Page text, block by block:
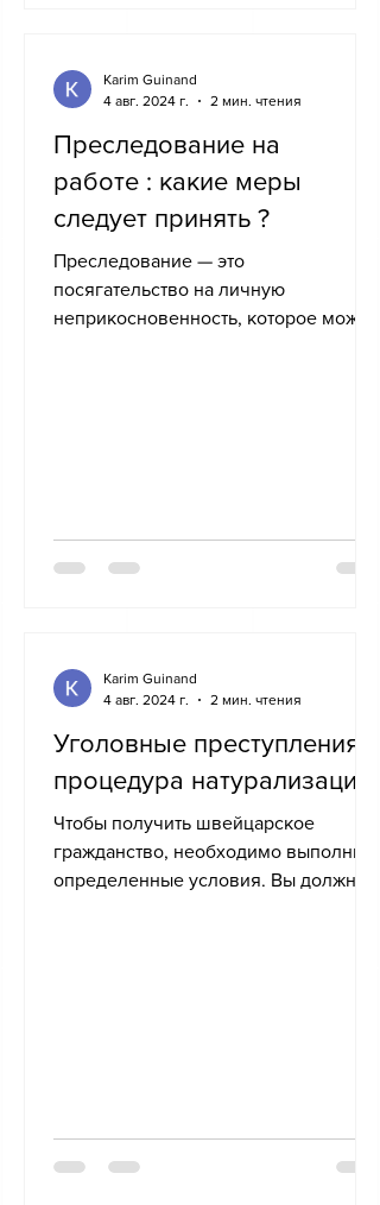
Преследование на
работе : какие меры
следует принять ?
Преследование — это
посягательство на личную
неприкосновенность, которое может
Karim Guinand
4 авг. 2024 г.
2 мин. чтения
Уголовные преступления и
процедура натурализации
Чтобы получить швейцарское
гражданство, необходимо выполнить
определенные условия. Вы должны
Karim Guinand
4 авг. 2024 г.
2 мин. чтения